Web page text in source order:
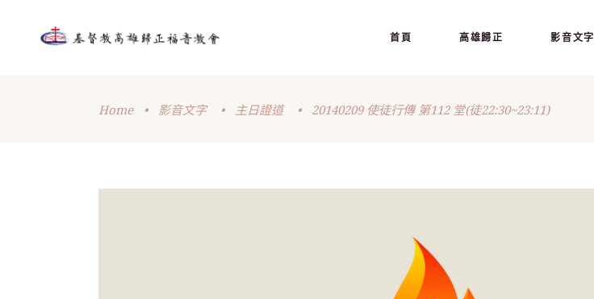
首頁 高雄歸正 影音文字
Home • 影音文字 • 主日證道 • 20140209 使徒行傳 第112 堂(徒22:30~23:11)